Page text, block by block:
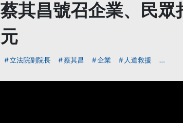
蔡其昌號召企業、民
元
立法院副院長 蔡其昌 企業 人道救援 ...